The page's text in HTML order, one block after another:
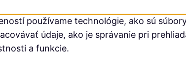
používame technológie, ako sú
údaje, ako je správanie pri
a funkcie.